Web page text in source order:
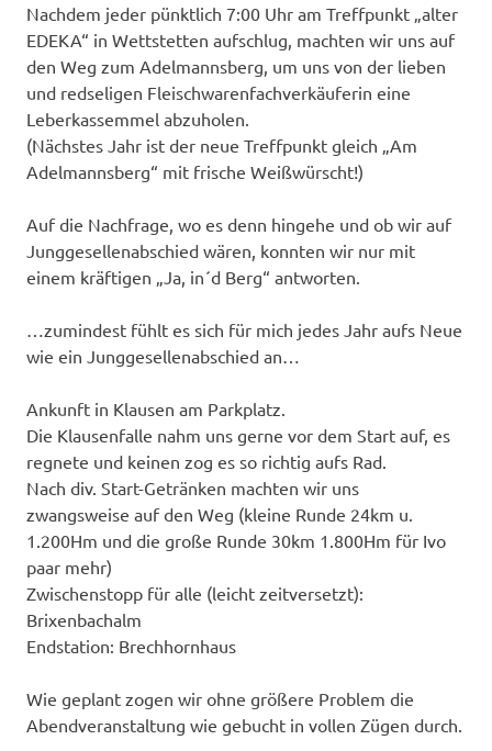
Nachdem jeder pünktlich 7:00 Uhr am Treffpunkt „alter
EDEKA“ in Wettstetten aufschlug, machten wir uns auf
den Weg zum Adelmannsberg, um uns von der lieben
und redseligen Fleischwarenfachverkäuferin eine
Leberkassemmel abzuholen.
(Nächstes Jahr ist der neue Treffpunkt gleich „Am
Adelmannsberg“ mit frische Weißwürscht!)
Auf die Nachfrage, wo es denn hingehe und ob wir auf
Junggesellenabschied wären, konnten wir nur mit
einem kräftigen „Ja, in´d Berg“ antworten.
…zumindest fühlt es sich für mich jedes Jahr aufs Neue
wie ein Junggesellenabschied an…
Ankunft in Klausen am Parkplatz.
Die Klausenfalle nahm uns gerne vor dem Start auf, es
regnete und keinen zog es so richtig aufs Rad.
Nach div. Start-Getränken machten wir uns
zwangsweise auf den Weg (kleine Runde 24km u.
1.200Hm und die große Runde 30km 1.800Hm für Ivo
paar mehr)
Zwischenstopp für alle (leicht zeitversetzt):
Brixenbachalm
Endstation: Brechhornhaus
Wie geplant zogen wir ohne größere Problem die
Abendveranstaltung wie gebucht in vollen Zügen durch.